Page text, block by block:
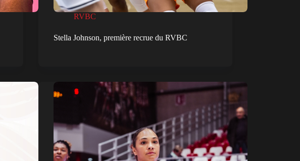
RVBC
Stella Johnson, première recrue du RVBC